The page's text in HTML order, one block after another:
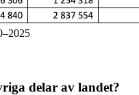
delar av landet?